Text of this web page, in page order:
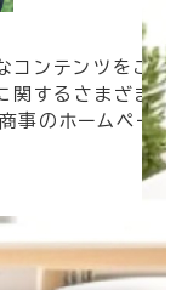
コンテンツをご
関するさまざま
事のホームペー